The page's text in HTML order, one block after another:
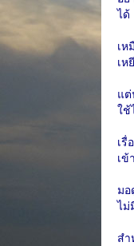
ได้
เห
เห
แต่
ใช้
เรื่
เข้
มอ
ไม่
สำ